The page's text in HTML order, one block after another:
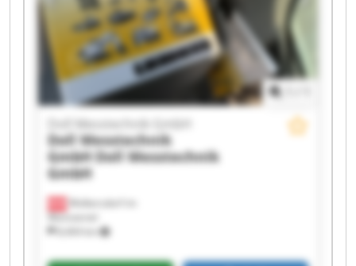
Wolkersdorf im
Weinviertel
8,404 km
Doll Messtechnik GmbH
Doll Messtechnik
GmbHDoll Messtechnik
GmbH